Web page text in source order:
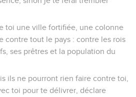
toi une ville fortifiée, une colonne
contre tout le pays : contre les rois
ses prêtres et la population du
ils ne pourront rien faire contre toi,
toi pour te délivrer, déclare